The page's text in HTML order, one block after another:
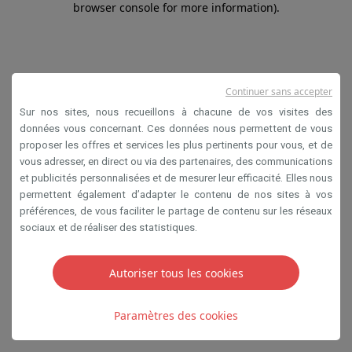
browser console for more information).
Sur nos sites, nous recueillons à chacune de vos visites des
données vous concernant. Ces données nous permettent de vous
proposer les offres et services les plus pertinents pour vous, et de
vous adresser, en direct ou via des partenaires, des communications
et publicités personnalisées et de mesurer leur efficacité. Elles nous
permettent également d’adapter le contenu de nos sites à vos
préférences, de vous faciliter le partage de contenu sur les réseaux
sociaux et de réaliser des statistiques.
Autoriser tous les cookies
Paramètres des cookies
Continuer sans accepter